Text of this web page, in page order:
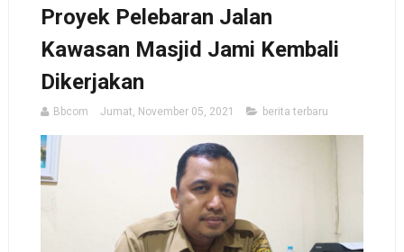
Proyek Pelebaran Jalan
Kawasan Masjid Jami Kembali
Dikerjakan
Bbcom Jumat, November 05, 2021 berita terbaru